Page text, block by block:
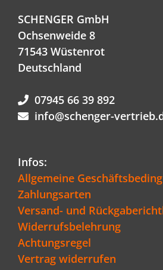
SCHENGER GmbH
Ochsenweide 8
71543 Wüstenrot
Deutschland
07945 66 39 892
info@schenger-
Infos:
Allgemeine
Zahlungsarten
Versand- und
Widerrufsbelehrung
Achtungsregel
Vertrag widerrufen